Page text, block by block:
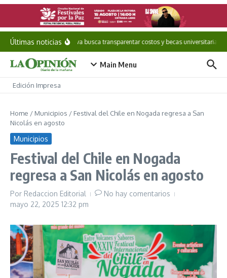
Saltar al contenido
Últimas noticiasIniciativa busca transparentar costos y becas universitarias
Main Menu
Edición Impresa
Home / Municipios / Festival del Chile en Nogada regresa a San
Nicolás en agosto
Municipios
Festival del Chile en Nogada
regresa a San Nicolás en agosto
Por Redaccion Editorial
No hay comentarios
mayo 22, 2025 12:32 pm